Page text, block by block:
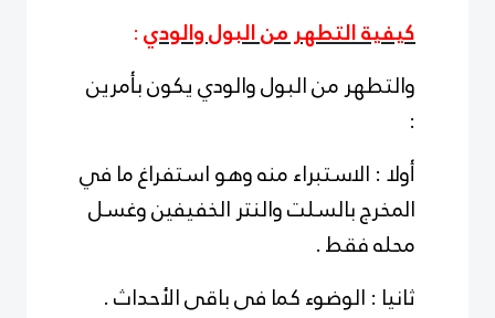
كيفية التطهر من البول والودي:
والتطهر من البول والودي يكون بأمرين
:
أولا : الاستبراء منه وهو استفراغ ما في
المخرج بالسلت والنتر الخفيفين وغسل
محله فقط .
ثانيا : الوضوء كما فى باقى الأحداث .